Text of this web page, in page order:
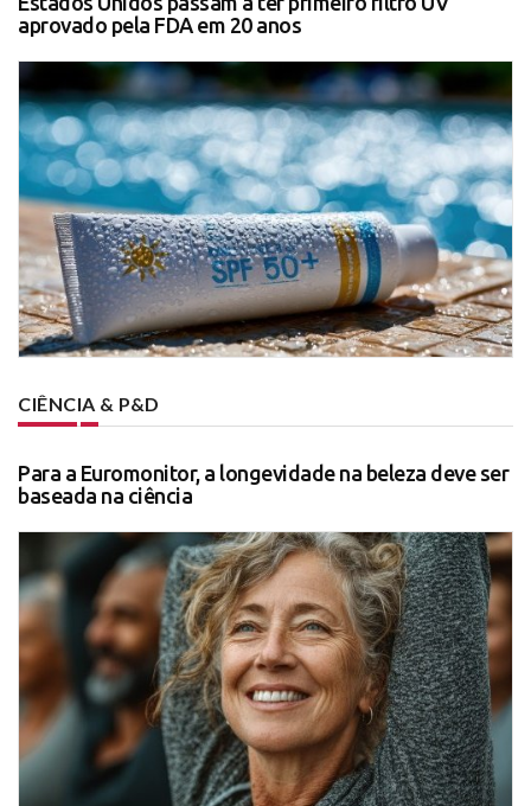
aprovado pela FDA em 20 anos
CIÊNCIA & P&D
Para a Euromonitor, a longevidade na beleza deve ser
baseada na ciência